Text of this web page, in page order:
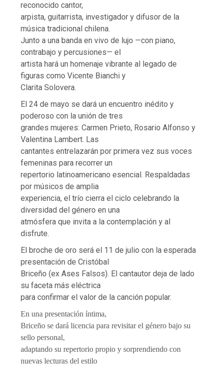
reconocido cantor,
arpista, guitarrista, investigador y difusor de la
música tradicional chilena.
Junto a una banda en vivo de lujo —con piano,
contrabajo y percusiones— el
artista hará un homenaje vibrante al legado de
figuras como Vicente Bianchi y
Clarita Solovera.
El 24 de mayo se dará un encuentro inédito y
poderoso con la unión de tres
grandes mujeres: Carmen Prieto, Rosario Alfonso y
Valentina Lambert. Las
cantantes entrelazarán por primera vez sus voces
femeninas para recorrer un
repertorio latinoamericano esencial. Respaldadas
por músicos de amplia
experiencia, el trío cierra el ciclo celebrando la
diversidad del género en una
atmósfera que invita a la contemplación y al
disfrute.
El broche de oro será el 11 de julio con la esperada
presentación de Cristóbal
Briceño (ex Ases Falsos). El cantautor deja de lado
su faceta más eléctrica
para confirmar el valor de la canción popular.
En una presentación íntima,
Briceño se dará licencia para revisitar el género bajo su
sello personal,
adaptando su repertorio propio y sorprendiendo con
nuevas lecturas del estilo